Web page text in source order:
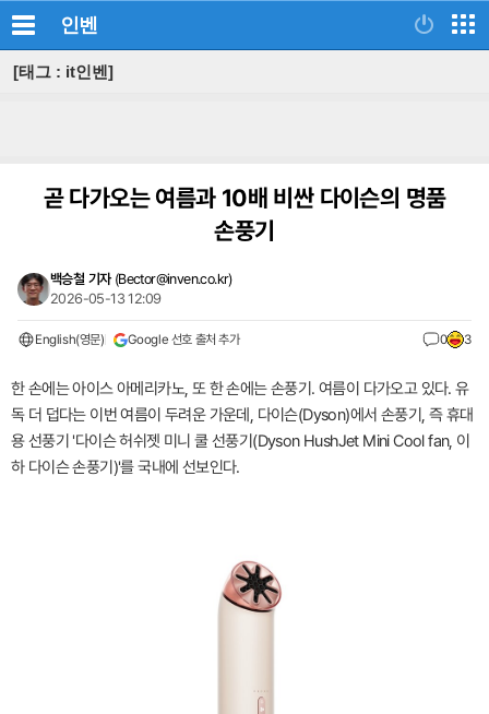
인벤
[태그 : it인벤]
곧 다가오는 여름과 10배 비싼 다이슨의 명품
손풍기
백승철 기자 (Bector@inven.co.kr)
2026-05-13 12:09
English(영문) Google 선호 출처 추가 0 3
한 손에는 아이스 아메리카노, 또 한 손에는 손풍기. 여름이 다가오고 있다. 유
독 더 덥다는 이번 여름이 두려운 가운데, 다이슨(Dyson)에서 손풍기, 즉 휴대
용 선풍기 '다이슨 허쉬젯 미니 쿨 선풍기(Dyson HushJet Mini Cool fan, 이
하 다이슨 손풍기)'를 국내에 선보인다.